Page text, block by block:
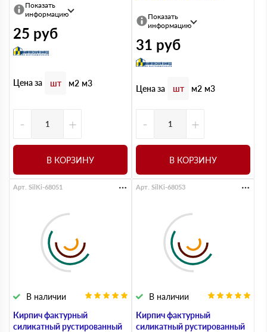
Показать
информацию
25 руб
Цена за шт м2 м3
- +
В КОРЗИНУ
Показать
информацию
31 руб
Цена за шт м2 м3
- +
В КОРЗИНУ
Кирпич фактурный
силикатный рустированный
В наличии
Арт. SilKi-68051
Кирпич фактурный
силикатный рустированный
В наличии
Арт. SilKi-68053